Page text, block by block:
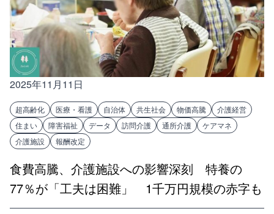
2025年11月11日
超高齢化 医療・看護 自治体 共生社会 物価高騰
介護経営
住まい
障害福祉 データ 訪問介護 通所介護
ケアマネ
介護施設
報酬改定
食費高騰、介護施設への影響深刻 特養の
77％が「工夫は困難」 1千万円規模の赤字も